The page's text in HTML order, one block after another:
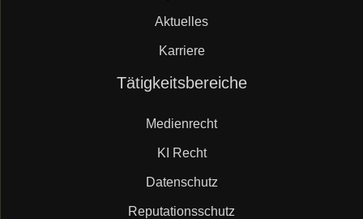
Aktuelles
Karriere
Tätigkeitsbereiche
Medienrecht
KI Recht
Datenschutz
Reputationsschutz